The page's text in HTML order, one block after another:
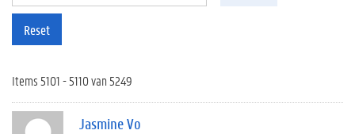
Reset
Items 5101 - 5110 van 5249
Jasmine Vo